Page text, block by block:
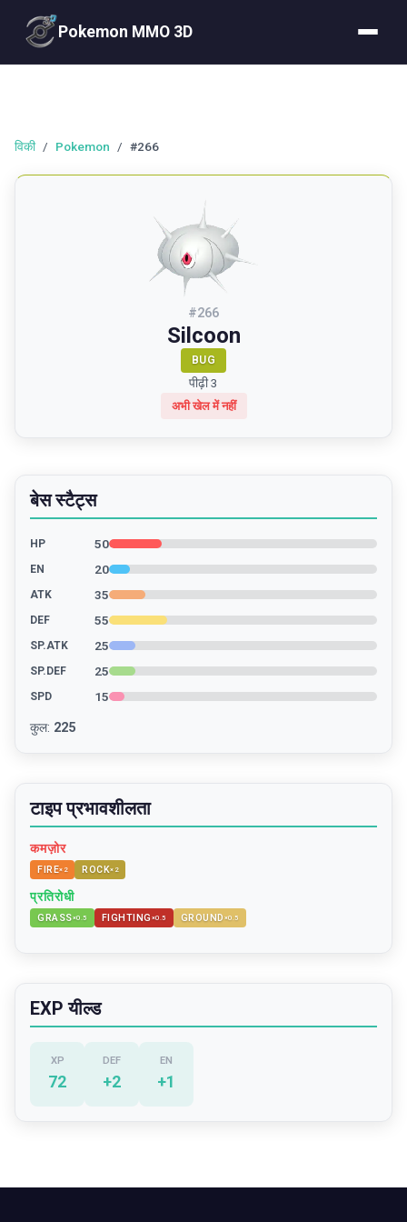
Pokemon MMO 3D
विकी / Pokemon / #266
#266
Silcoon
BUG
पीढ़ी 3
अभी खेल में नहीं
बेस स्टैट्स
HP 50
EN 20
ATK 35
DEF 55
SP.ATK 25
SP.DEF 25
SPD 15
कुल: 225
टाइप प्रभावशीलता
कमज़ोर
FIRE× 2 ROCK× 2
प्रतिरोधी
GRASS×0.5 FIGHTING ×0.5 GROUND ×0.5
EXP यील्ड
XP
72
DEF
+2
EN
+1